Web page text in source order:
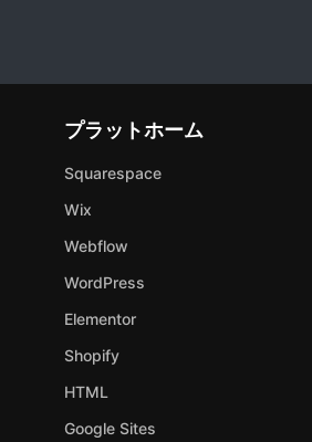
プラットホーム
Squarespace
Wix
Webflow
WordPress
Elementor
Shopify
HTML
Google Sites